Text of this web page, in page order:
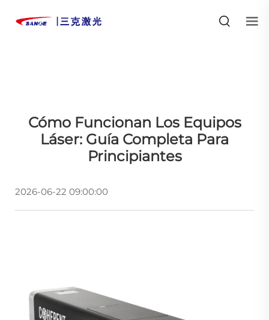
Cómo Funcionan Los Equipos
Láser: Guía Completa Para
Principiantes
2026-06-22 09:00:00